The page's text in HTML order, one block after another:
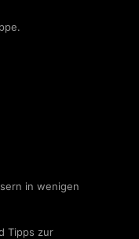
in wenigen
Tipps zur